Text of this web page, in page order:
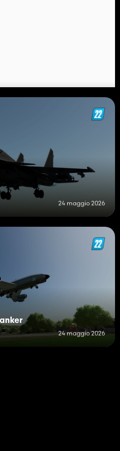
24 maggio 2026
24 maggio 2026